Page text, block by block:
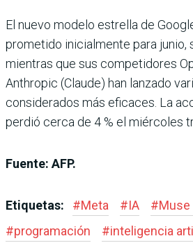
El nuevo modelo estrella de
prometido inicialmente para junio,
mientras que sus competidores
Anthropic (Claude) han lanzado
considerados más eficaces. La
perdió cerca de 4 % el miércoles
Fuente: AFP.
Etiquetas: #Meta #IA #Muse
#programación #inteligencia